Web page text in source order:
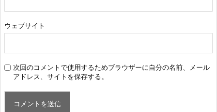
ウェブサイト
次回のコメントで使用するためブラウザーに自分の名前、メール
アドレス、サイトを保存する。